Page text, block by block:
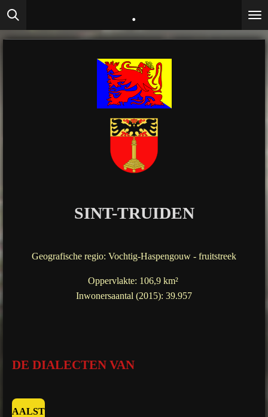
Ga
direct
naar
.
SINT-TRUIDEN
Geografische regio: Vochtig-Haspengouw - fruitstreek
Oppervlakte: 106,9 km²
Inwonersaantal (2015): 39.957
DE DIALECTEN VAN
AALST